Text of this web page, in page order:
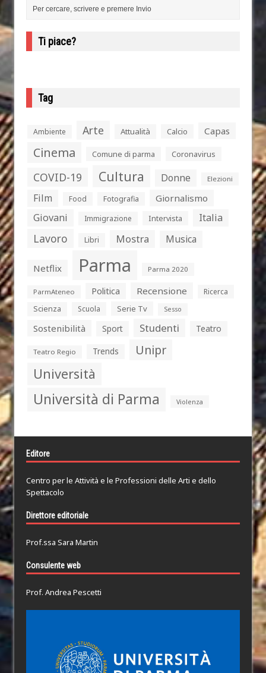
Ti piace?
Tag
Ambiente Arte Attualità Calcio Capas
Cinema Comune di parma Coronavirus
COVID-19 Cultura Donne Elezioni
Film Food Fotografia Giornalismo
Giovani Immigrazione Intervista Italia
Lavoro Libri Mostra Musica
Netflix Parma Parma 2020
ParmAteneo Politica Recensione
Ricerca
Scienza
Scuola Serie Tv Sesso
Sostenibilità Sport Studenti Teatro
Teatro Regio Trends Unipr
Università
Università di Parma Violenza
Editore
Centro per le Attività e le Professioni delle Arti e dello
Spettacolo
Direttore editoriale
Prof.ssa Sara Martin
Consulente web
Prof. Andrea Pescetti